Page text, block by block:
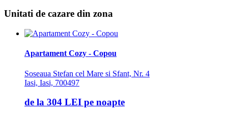
Unitati de cazare din zona
Apartament Cozy - Copou
Soseaua Stefan cel Mare si Sfant, Nr. 4
Iasi, Iasi, 700497
de la 304 LEI pe noapte